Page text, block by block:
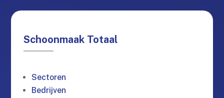
Schoonmaak Totaal
Sectoren
Bedrijven